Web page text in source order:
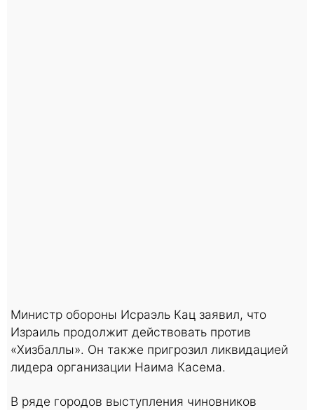
Министр обороны Исраэль Кац заявил, что
Израиль продолжит действовать против
«Хизбаллы». Он также пригрозил ликвидацией
лидера организации Наима Касема.
В ряде городов выступления чиновников